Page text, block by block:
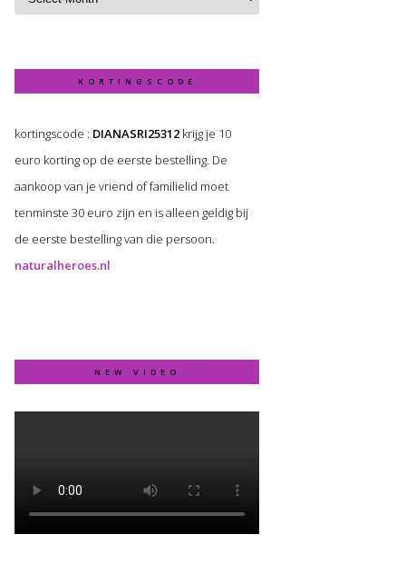
KORTINGSCODE
kortingscode : DIANASRI25312 krijg je 10
euro korting op de eerste bestelling. De
aankoop van je vriend of familielid moet
tenminste 30 euro zijn en is alleen geldig bij
de eerste bestelling van die persoon.
naturalheroes.nl
NEW VIDEO